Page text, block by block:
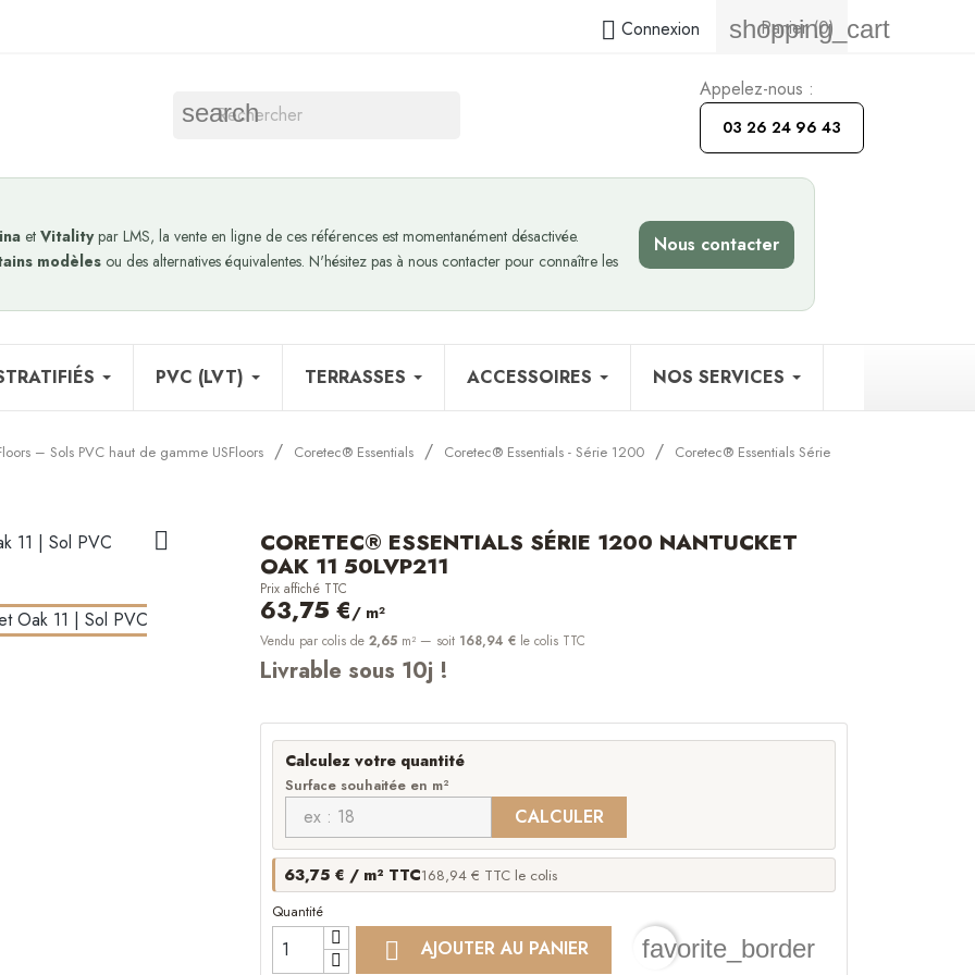
 Connexion shopping_cart
Panier (0)
search
Appelez-nous :
03 26 24 96 43
et Vitalitypar LMS, la vente en ligne de ces références est momentanément désactivée.
modèles ou des alternatives équivalentes. N'hésitez pas à nous contacter pour connaître les
Nous contacter
PVC (LVT) TERRASSES ACCESSOIRES NOS SERVICES
– Sols PVC haut de gamme USFloors Coretec® Essentials Coretec® Essentials - Série 1200 Coretec® Essentials Série
 CORETEC® ESSENTIALS SÉRIE 1200 NANTUCKET
OAK 11 50LVP211
Prix affiché TTC
63,75 €/ m²
Vendu par colis de 2,65 m² — soit 168,94 € le colis TTC
Livrable sous 10j !
Calculez votre quantité
Surface souhaitée en m²
CALCULER
63,75 € / m² TTC168,94 € TTC le colis
Quantité
 AJOUTER AU PANIER favorite_border